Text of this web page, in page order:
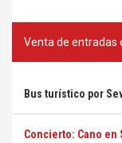
Venta de entradas
Bus turístico por
Concierto: Cano en